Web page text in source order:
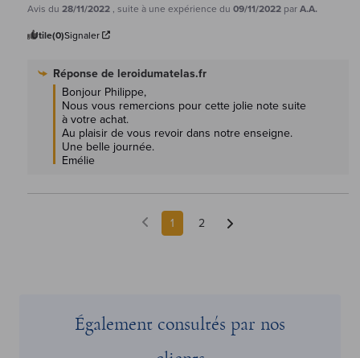
Avis du 28/11/2022 , suite à une expérience du 09/11/2022 parA.A.
Utile(0)Signaler
Réponse de leroidumatelas.fr
Bonjour Philippe,
Nous vous remercions pour cette jolie note suite
à votre achat.
Au plaisir de vous revoir dans notre enseigne.
Une belle journée.
Emélie
1 2
Également consultés par nos